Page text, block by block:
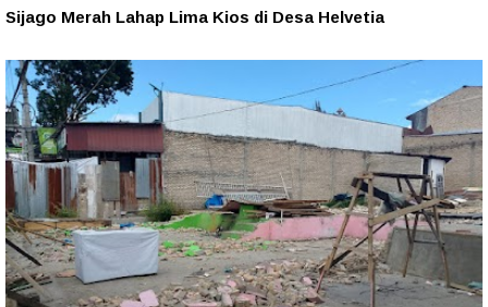
Sijago Merah Lahap Lima Kios di Desa Helvetia